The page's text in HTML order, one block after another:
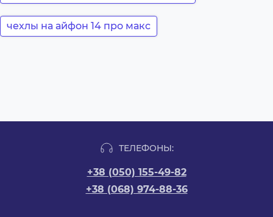
чехлы на айфон 14 про макс
ТЕЛЕФОНЫ:
+38 (050) 155-49-82
+38 (068) 974-88-36